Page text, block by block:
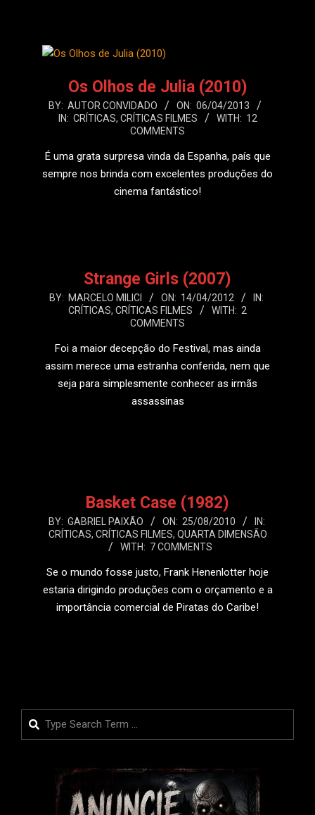
Os Olhos de Julia (2010)
2013-
BY: AUTOR CONVIDADO ON: 06/04/2013
IN: CRÍTICAS, CRÍTICAS FILMES WITH: 12
COMMENTS
É uma grata surpresa vinda da Espanha, país que
sempre nos brinda com excelentes produções do
cinema fantástico!
Strange Girls (2007)
2012-
BY: MARCELO MILICI ON: 14/04/2012
IN:
CRÍTICAS, CRÍTICAS FILMES WITH: 2
COMMENTS
Foi a maior decepção do Festival, mas ainda
assim merece uma estranha conferida, nem que
seja para simplesmente conhecer as irmãs
assassinas
Basket Case (1982)
2010-
08-
BY: GABRIEL PAIXÃO ON: 25/08/2010
IN:
CRÍTICAS, CRÍTICAS FILMES, QUARTA DIMENSÃO
WITH: 7 COMMENTS
Se o mundo fosse justo, Frank Henenlotter hoje
estaria dirigindo produções com o orçamento e a
importância comercial de Piratas do Caribe!
Search